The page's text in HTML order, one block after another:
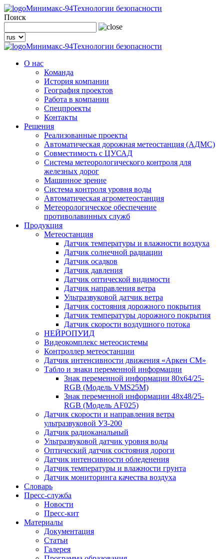
Минимакс-94Технологии безопасности
Поиск
Минимакс-94Технологии безопасности
О нас
Команда
История компании
География проектов
Работа в компании
Спецпроекты
Контакты
Решения
Реализованные проекты
Автоматическая дорожная метеостанция (АДМС)
Совместимость с ЦУСАД
Система метеорологического контроля для
железных дорог
Машинное зрение
Система контроля уровня воды
Автоматическая агрометеостанция
Метеорологическое обеспечение
противолавинных служб
Продукция
Метеостанция
Датчик температуры и влажности воздуха
Датчик солнечной радиации
Датчик осадков
Датчик давления
Датчик оптической видимости
Датчик направления ветра
Ультразвуковой датчик ветра
Датчик состояния дорожного покрытия
Датчик температуры дорожного покрытия
Датчик скорости воздушного потока
НЕЙРОПУИД
Видеокомплекс метеосистемы
Контроллер метеостанции
Датчик интенсивности движения «Аркен СМ»
Табло и знаки переменной информации
Знак переменной информации 80х64/25-
RGB (Модель VMS25M)
Знак переменной информации 48х48/25-
RGB (Модель АF025)
Датчик скорости и направления ветра
ультразвуковой УЗ-200
Датчик радиоканальный
Ультразвуковой датчик уровня воды
Оптический датчик состояния дороги
Датчик интенсивности обледенения
Датчик температуры и влажности грунта
Датчик мониторинга качества воздуха
Словарь
Пресс-служба
Новости
Пресс-кит
Материалы
Документация
Статьи
Галерея